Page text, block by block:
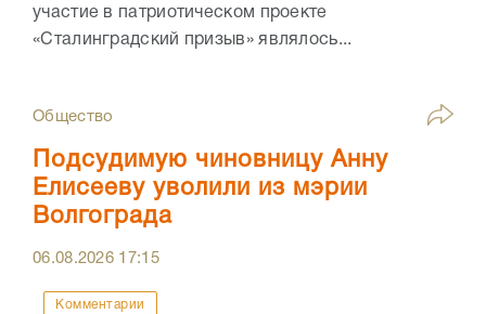
участие в патриотическом проекте
«Сталинградский призыв» являлось...
Общество
Подсудимую чиновницу Анну
Елисееву уволили из мэрии
Волгограда
06.08.2026 17:15
Комментарии